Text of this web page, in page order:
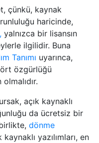
çünkü, kaynak
haricinde,
yalnızca bir lisansın
ilgilidir. Buna
Tanımı uyarınca,
özgürlüğü
açık kaynaklı
da ücretsiz bir
dönme
yazılımları, en